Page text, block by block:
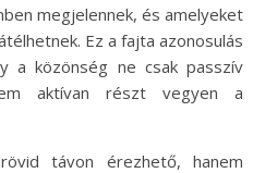
megjelennek, és amelyeket
Ez a fajta azonosulás
a közönség ne csak passzív
aktívan részt vegyen a
távon érezhető, hanem